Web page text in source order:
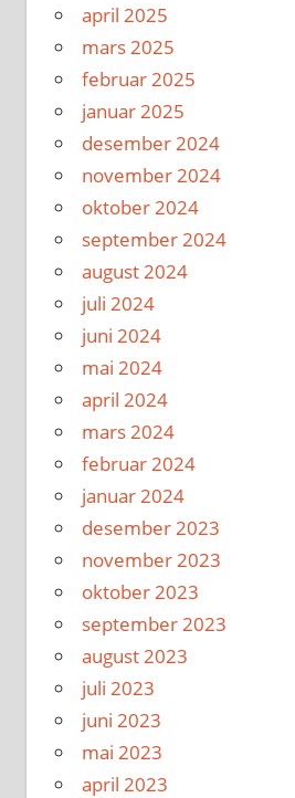
april 2025
mars 2025
februar 2025
januar 2025
desember 2024
november 2024
oktober 2024
september 2024
august 2024
juli 2024
juni 2024
mai 2024
april 2024
mars 2024
februar 2024
januar 2024
desember 2023
november 2023
oktober 2023
september 2023
august 2023
juli 2023
juni 2023
mai 2023
april 2023